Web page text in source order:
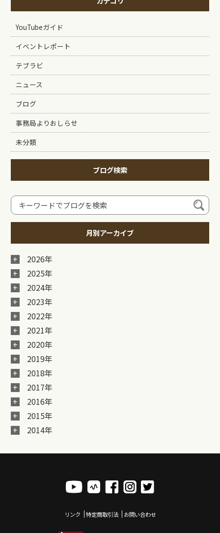
YouTubeガイド
イベントレポート
テブラビ
ニュース
ブログ
事務局よりおしらせ
未分類
ブログ検索
月別アーカイブ
2026年
2025年
2024年
2023年
2022年
2021年
2020年
2019年
2018年
2017年
2016年
2015年
2014年
リンク 特定商取引法 お問い合わせ